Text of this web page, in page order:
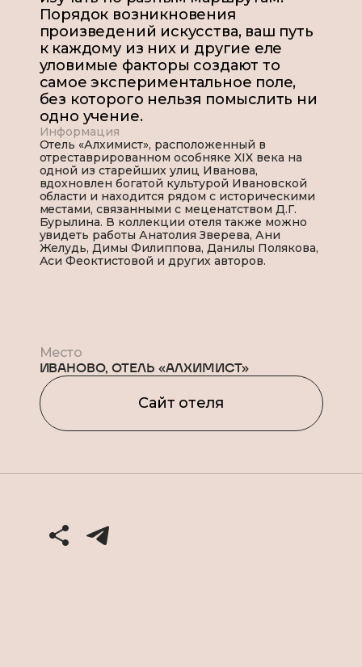
Порядок возникновения
произведений искусства, ваш путь
к каждому из них и другие еле
уловимые факторы создают то
самое экспериментальное поле,
без которого нельзя помыслить ни
одно учение.
Информация
Отель «Алхимист», расположенный в
отреставрированном особняке XIX века на
одной из старейших улиц Иванова,
вдохновлен богатой культурой Ивановской
области и находится рядом с историческими
местами, связанными с меценатством Д.Г.
Бурылина. В коллекции отеля также можно
увидеть работы Анатолия Зверева, Ани
Желудь, Димы Филиппова, Данилы Полякова,
Аси Феоктистовой и других авторов.
Место
ИВАНОВО, ОТЕЛЬ «АЛХИМИСТ»
Сайт отеля